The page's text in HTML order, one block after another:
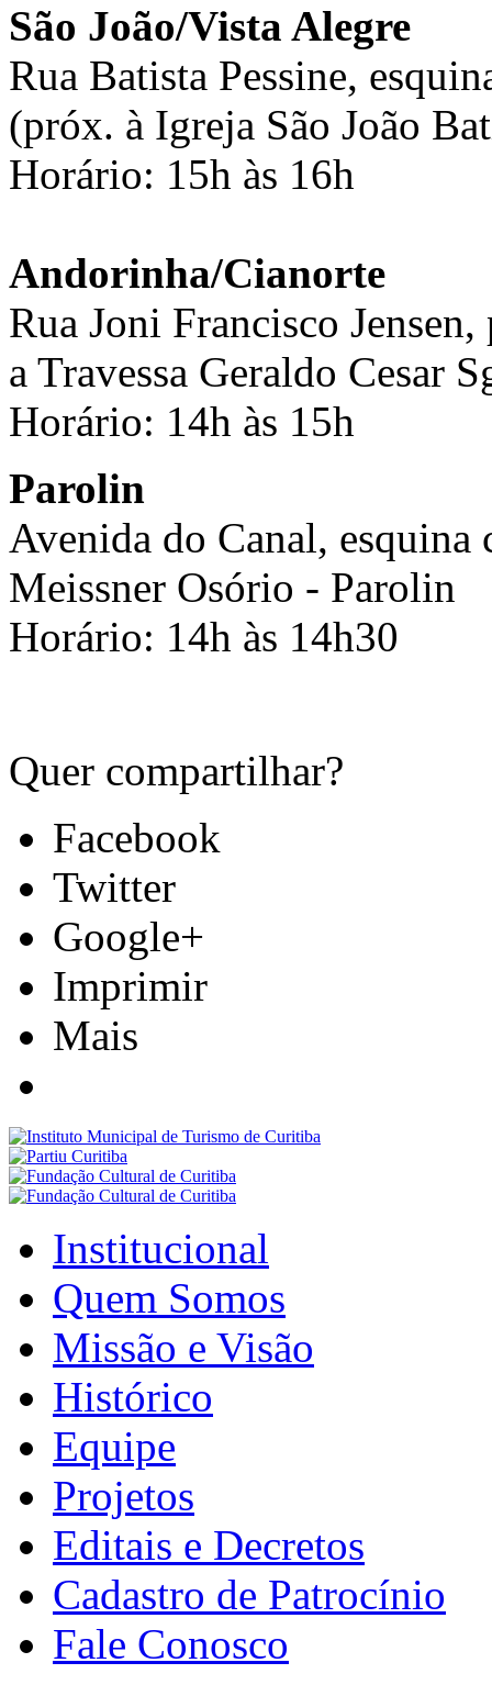
São João/Vista Alegre
Rua Batista Pessine,
(próx. à Igreja São João
Horário: 15h às 16h
Andorinha/Cianorte
Rua Joni Francisco
a Travessa Geraldo Cesar
Horário: 14h às 15h
Parolin
Avenida do Canal,
Meissner Osório - Parolin
Horário: 14h às 14h30
Quer compartilhar?
Facebook
Twitter
Google+
Imprimir
Mais
Institucional
Quem Somos
Missão e Visão
Histórico
Equipe
Projetos
Editais e Decretos
Cadastro de Patrocínio
Fale Conosco